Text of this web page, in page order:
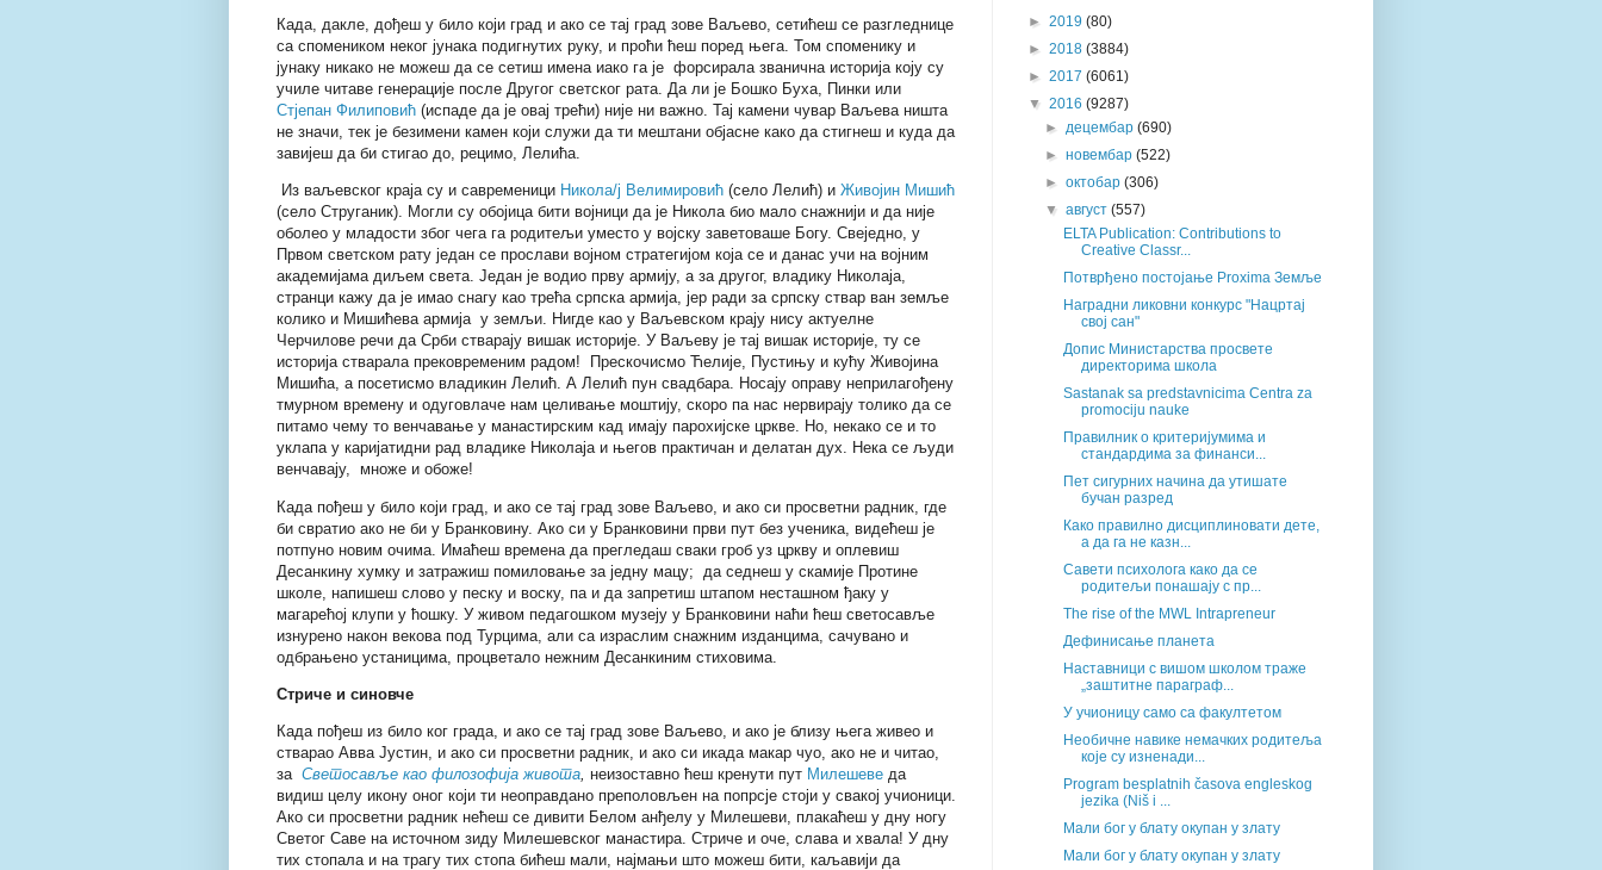
Када, дакле, дођеш у било који град и ако се тај град зове Ваљево, сетићеш се разгледнице
са спомеником неког јунака подигнутих руку, и проћи ћеш поред њега. Том споменику и
јунаку никако не можеш да се сетиш имена иако га је форсирала званична историја коју су
училе читаве генерације после Другог светског рата. Да ли је Бошко Буха, Пинки или
Стјепан Филиповић (испаде да је овај трећи) није ни важно. Тај камени чувар Ваљева ништа
не значи, тек је безимени камен који служи да ти мештани објасне како да стигнеш и куда да
завијеш да би стигао до, рецимо, Лелића.
Из ваљевског краја су и савременици Никола/ј Велимировић (село Лелић) и Живојин Мишић
(село Струганик). Могли су обојица бити војници да је Никола био мало снажнији и да није
оболео у младости због чега га родитељи уместо у војску заветоваше Богу. Свеједно, у
Првом светском рату један се прослави војном стратегијом која се и данас учи на војним
академијама диљем света. Један је водио прву армију, а за другог, владику Николаја,
странци кажу да је имао снагу као трећа српска армија, јер ради за српску ствар ван земље
колико и Мишићева армија у земљи. Нигде као у Ваљевском крају нису актуелне
Черчилове речи да Срби стварају вишак историје. У Ваљеву је тај вишак историје, ту се
историја стварала прековременим радом! Прескочисмо Ћелије, Пустињу и кућу Живојина
Мишића, а посетисмо владикин Лелић. А Лелић пун свадбара. Носају оправу неприлагођену
тмурном времену и одуговлаче нам целивање моштију, скоро па нас нервирају толико да се
питамо чему то венчавање у манастирским кад имају парохијске цркве. Но, некако се и то
уклапа у каријатидни рад владике Николаја и његов практичан и делатан дух. Нека се људи
венчавају, множе и обоже!
Када пођеш у било који град, и ако се тај град зове Ваљево, и ако си просветни радник, где
би свратио ако не би у Бранковину. Ако си у Бранковини први пут без ученика, видећеш је
потпуно новим очима. Имаћеш времена да прегледаш сваки гроб уз цркву и оплевиш
Десанкину хумку и затражиш помиловање за једну мацу; да седнеш у скамије Протине
школе, напишеш слово у песку и воску, па и да запретиш штапом несташном ђаку у
магарећој клупи у ћошку. У живом педагошком музеју у Бранковини наћи ћеш светосавље
изнурено након векова под Турцима, али са израслим снажним изданцима, сачувано и
одбрањено устаницима, процветало нежним Десанкиним стиховима.
Стриче и синовче
Када пођеш из било ког града, и ако се тај град зове Ваљево, и ако је близу њега живео и
стварао Авва Јустин, и ако си просветни радник, и ако си икада макар чуо, ако не и читао,
за Светосавље као филозофија живота, неизоставно ћеш кренути пут Милешеве да
видиш целу икону оног који ти неоправдано преполовљен на попрсје стоји у свакој учионици.
Ако си просветни радник нећеш се дивити Белом анђелу у Милешеви, плакаћеш у дну ногу
Светог Саве на источном зиду Милешевског манастира. Стриче и оче, слава и хвала! У дну
тих стопала и на трагу тих стопа бићеш мали, најмањи што можеш бити, каљавији да
► 2019 (80)
► 2018 (3884)
► 2017 (6061)
▼ 2016 (9287)
►децембар(690)
►новембар(522)
►октобар(306)
▼август(557)
ELTA Publication: Contributions to
Creative Classr...
Потврђено постојање Proxima Земље
Наградни ликовни конкурс "Нацртај
свој сан"
Допис Министарства просвете
директорима школа
Sastanak sa predstavnicima Centra za
promociju nauke
Правилник о критеријумима и
стандардима за финанси...
Пет сигурних начина да утишате
бучан разред
Како правилно дисциплиновати дете,
а да га не казн...
Савети психолога како да се
родитељи понашају с пр...
The rise of the MWL Intrapreneur
Дефинисање планета
Наставници с вишом школом траже
„заштитне параграф...
У учионицу само са факултетом
Необичне навике немачких родитеља
које су изненади...
Program besplatnih časova engleskog
jezika (Niš i ...
Мали бог у блату окупан у злату
Мали бог у блату окупан у злату